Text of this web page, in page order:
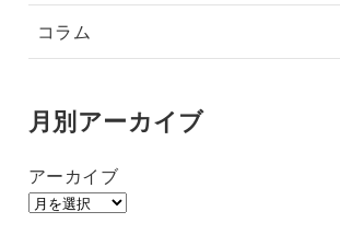
コラム
月別アーカイブ
アーカイブ